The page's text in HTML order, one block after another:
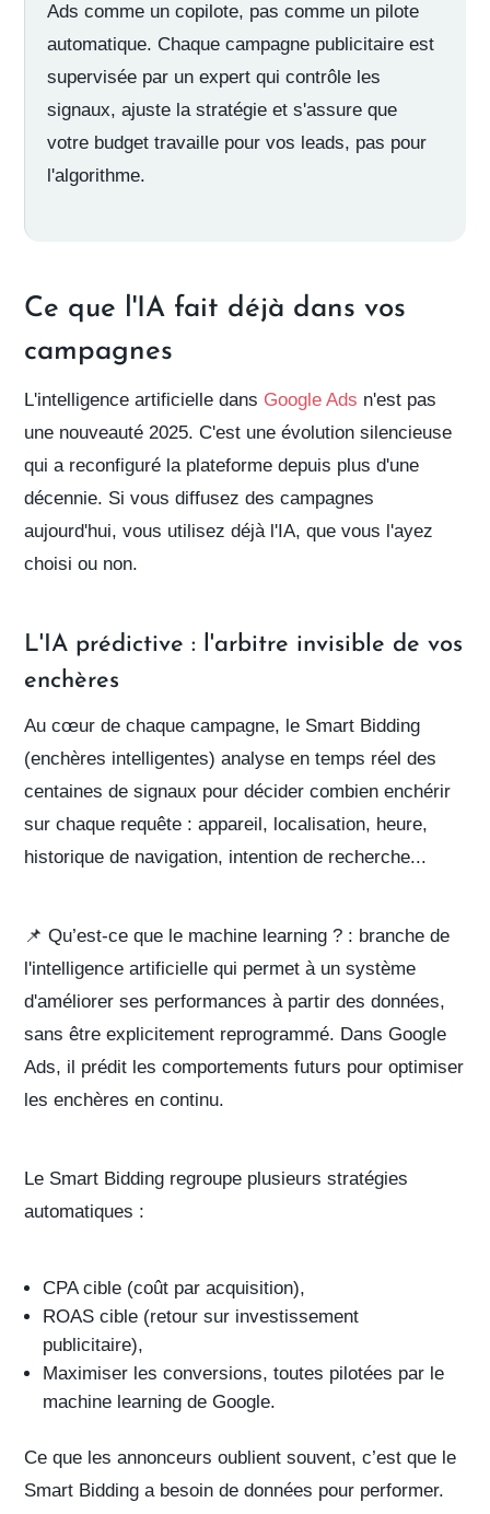
Ads comme un copilote, pas comme un pilote
automatique. Chaque campagne publicitaire est
supervisée par un expert qui contrôle les
signaux, ajuste la stratégie et s'assure que
votre budget travaille pour vos leads, pas pour
l'algorithme.
Ce que l'IA fait déjà dans vos
campagnes
L'intelligence artificielle dans Google Ads n'est pas
une nouveauté 2025. C'est une évolution silencieuse
qui a reconfiguré la plateforme depuis plus d'une
décennie. Si vous diffusez des campagnes
aujourd'hui, vous utilisez déjà l'IA, que vous l'ayez
choisi ou non.
L'IA prédictive : l'arbitre invisible de vos
enchères
Au cœur de chaque campagne, le Smart Bidding
(enchères intelligentes) analyse en temps réel des
centaines de signaux pour décider combien enchérir
sur chaque requête : appareil, localisation, heure,
historique de navigation, intention de recherche...
📌Qu’est-ce que le machine learning ? : branche de
l'intelligence artificielle qui permet à un système
d'améliorer ses performances à partir des données,
sans être explicitement reprogrammé. DansGoogle
Ads, il prédit les comportements futurs pour optimiser
les enchères en continu.
Le Smart Bidding regroupe plusieurs stratégies
automatiques :
CPA cible (coût par acquisition),
ROAS cible (retour sur investissement
publicitaire),
Maximiser les conversions, toutes pilotées par le
machine learning de Google.
Ce que les annonceurs oublient souvent, c’est que le
Smart Bidding a besoin de données pour performer.